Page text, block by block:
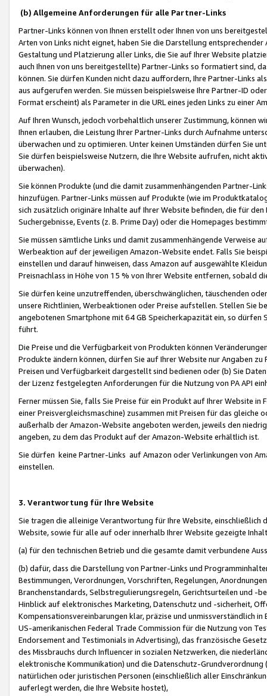
(b) Allgemeine Anforderungen für alle Partner-Links
Partner-Links können von Ihnen erstellt oder Ihnen von uns
Arten von Links nicht eignet, haben Sie die Darstellung
Gestaltung und Platzierung aller Links, die Sie auf Ihrer Website
auch Ihnen von uns bereitgestellte) Partner-Links so formatiert sind,
können. Sie dürfen Kunden nicht dazu auffordern, Ihre Partner-Links
aus aufgerufen werden. Sie müssen beispielsweise Ihre Partner-ID
Format erscheint) als Parameter in die URL eines jeden Links zu einer
Auf Ihren Wunsch, jedoch vorbehaltlich unserer Zustimmung, können
Ihnen erlauben, die Leistung Ihrer Partner-Links durch Aufnahme
überwachen und zu optimieren. Unter keinen Umständen dürfen Sie
Sie dürfen beispielsweise Nutzern, die Ihre Website aufrufen, nicht
überwachen).
Sie können Produkte (und die damit zusammenhängenden Partner-
hinzufügen. Partner-Links müssen auf Produkte (wie im
sich zusätzlich originäre Inhalte auf Ihrer Website befinden, die für
Suchergebnisse, Events (z. B. Prime Day) oder die Homepages
Sie müssen sämtliche Links und damit zusammenhängende
Werbeaktion auf der jeweiligen Amazon-Website endet. Falls Sie
einstellen und darauf hinweisen, dass Amazon auf ausgewählte
Preisnachlass in Höhe von 15 % von Ihrer Website entfernen, sobald
Sie dürfen keine unzutreffenden, überschwänglichen, täuschenden
unsere Richtlinien, Werbeaktionen oder Preise aufstellen. Stellen Sie
angebotenen Smartphone mit 64 GB Speicherkapazität ein, so dürfen
führt.
Die Preise und die Verfügbarkeit von Produkten können
Produkte ändern können, dürfen Sie auf Ihrer Website nur Angaben
Preisen und Verfügbarkeit dargestellt sind bedienen oder (b) Sie
der Lizenz festgelegten Anforderungen für die Nutzung von PA API
Ferner müssen Sie, falls Sie Preise für ein Produkt auf Ihrer Website
einer Preisvergleichsmaschine) zusammen mit Preisen für das
außerhalb der Amazon-Website angeboten werden, jeweils den
angeben, zu dem das Produkt auf der Amazon-Website erhältlich ist.
Sie dürfen keine Partner-Links auf Amazon oder Verlinkungen von
einstellen.
3. Verantwortung für Ihre Website
Sie tragen die alleinige Verantwortung für Ihre Website,
Website, sowie für alle auf oder innerhalb Ihrer Website gezeigte
(a) für den technischen Betrieb und die gesamte damit verbundene
(b) dafür, dass die Darstellung von Partner-Links und
Bestimmungen, Verordnungen, Vorschriften, Regelungen,
Branchenstandards, Selbstregulierungsregeln, Gerichtsurteilen und -
Hinblick auf elektronisches Marketing, Datenschutz und -sicherheit,
Kompensationsvereinbarungen klar, präzise und unmissverständlich
US-amerikanischen Federal Trade Commission für die Nutzung von
Endorsement and Testimonials in Advertising), das französische
des Missbrauchs durch Influencer in sozialen Netzwerken, die
elektronische Kommunikation) und die Datenschutz-
natürlichen oder juristischen Personen (einschließlich aller
auferlegt werden, die Ihre Website hostet),